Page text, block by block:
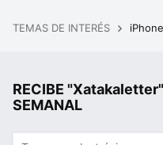
TEMAS DE INTERÉS
RECIBE
SEMANAL